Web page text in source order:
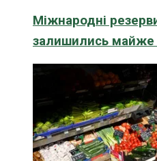
Міжнародні
залишились майже